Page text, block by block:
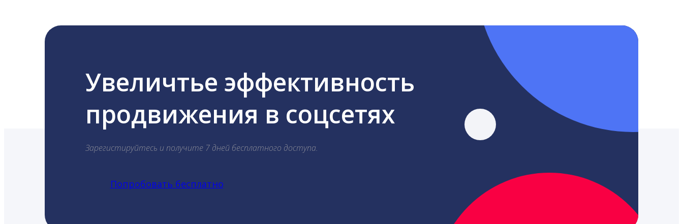
Увеличтье эффективность
продвижения в соцсетях
Зарегистируйтесь и получите 7 дней бесплатного доступа.
Попробовать бесплатно